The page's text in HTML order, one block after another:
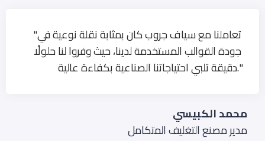
"تعاملنا مع سياف جروب كان بمثابة نقلة نوعية في
جودة القوالب المستخدمة لدينا، حيث وفروا لنا حلولًا
دقيقة تلبي احتياجاتنا الصناعية بكفاءة عالية."
محمد الكبيسي
مدير مصنع التغليف المتكامل